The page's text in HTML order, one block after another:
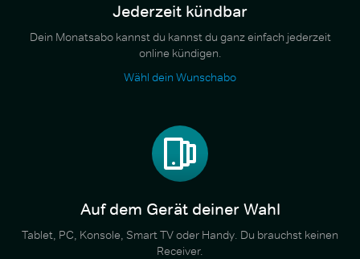
Jederzeit kündbar
Dein Monatsabo kannst du kannst du ganz einfach jederzeit
online kündigen.
Wähl dein Wunschabo
Auf dem Gerät deiner Wahl
Tablet, PC, Konsole, Smart TV oder Handy. Du brauchst keinen
Receiver.